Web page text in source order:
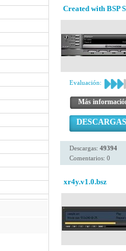
Created with BSP
Evaluación:
Más
DESCARGAS
Descargas: 49394
Comentarios: 0
xr4y.v1.0.bsz